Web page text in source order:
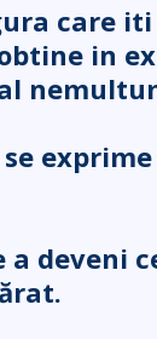
care iti
in
a deveni